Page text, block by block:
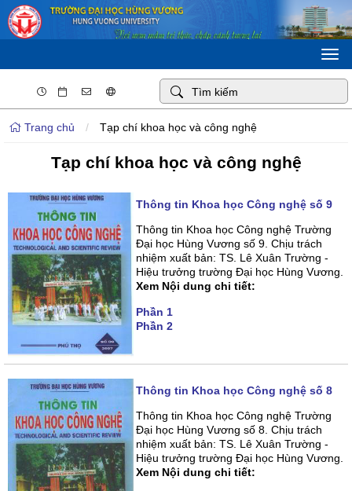
Trang chủ / Tạp chí khoa học và công nghệ
Tạp chí khoa học và công nghệ
Thông tin Khoa học Công nghệ số 9
Thông tin Khoa học Công nghệ Trường
Đại học Hùng Vương số 9. Chịu trách
nhiệm xuất bản: TS. Lê Xuân Trường -
Hiệu trưởng trường Đại học Hùng Vương.
Xem Nội dung chi tiết:
Phần 1
Phần 2
Thông tin Khoa học Công nghệ số 8
Thông tin Khoa học Công nghệ Trường
Đại học Hùng Vương số 8. Chịu trách
nhiệm xuất bản: TS. Lê Xuân Trường -
Hiệu trưởng trường Đại học Hùng Vương.
Xem Nội dung chi tiết: